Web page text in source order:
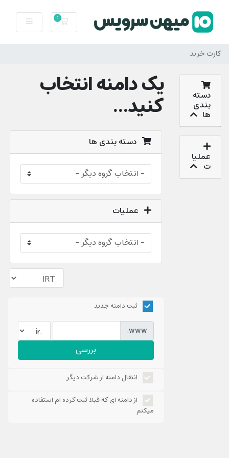
0
کارت خرید
کارت خرید
دسته
بندی
ها
عملیا
ت
یک دامنه انتخاب
کنید...
دسته بندی ها
عملیات
ثبت دامنه جدید
www.
بررسی
انتقال دامنه از شرکت دیگر
از دامنه ای که قبلا ثبت کرده ام استفاده
میکنم